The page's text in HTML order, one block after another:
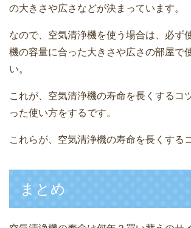
の大きさや広さなどが決まっています。
なので、空気清浄機を使う場合は、必ず
機の容量に合った大きさや広さの部屋で
い。
これが、空気清浄機の寿命を長くするコ
った使い方をするです。
これらが、空気清浄機の寿命を長くする
まとめ